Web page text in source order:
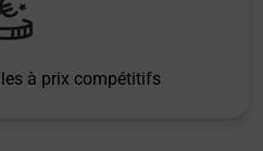
à prix compétitifs